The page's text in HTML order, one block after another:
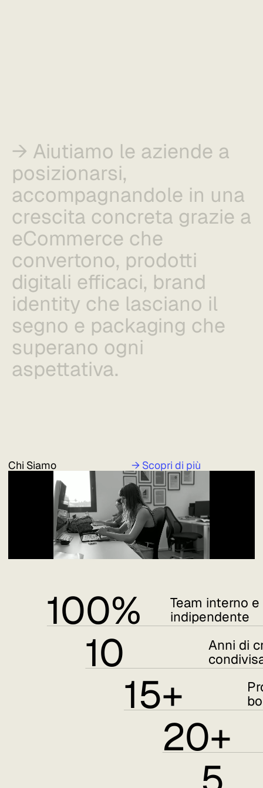
→ Aiutiamo le aziende a
posizionarsi,
accompagnandole in una
crescita concreta grazie a
eCommerce che
convertono, prodotti
digitali efficaci, brand
identity che lasciano il
segno e packaging che
superano ogni
aspettativa.
Chi Siamo → Scopri di più
100%
Team interno e
indipendente
10
Anni di
15+
20+